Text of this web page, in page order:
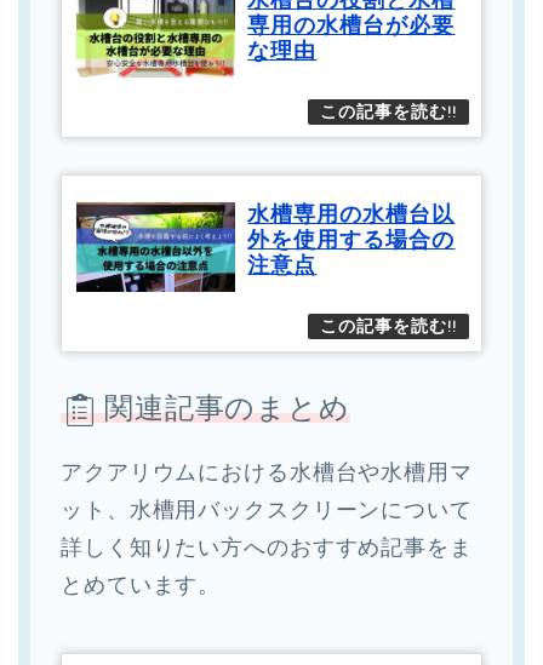
専用の水槽台が必要
な理由
水槽専用の水槽台以
外を使用する場合の
注意点
関連記事のまとめ
アクアリウムにおける水槽台や水槽用マ
ット、水槽用バックスクリーンについて
詳しく知りたい方へのおすすめ記事をま
とめています。